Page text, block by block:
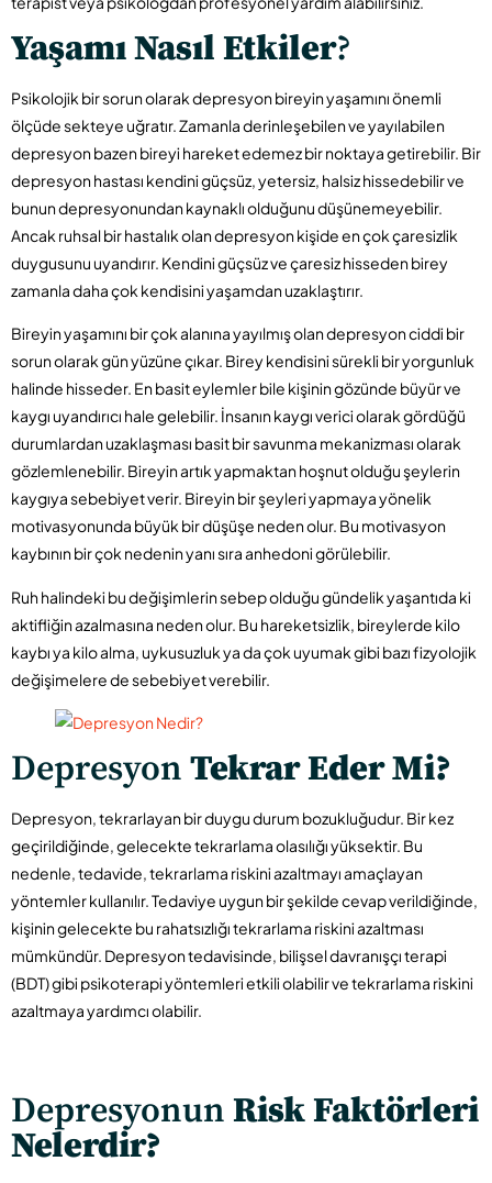
Yaşamı Nasıl Etkiler?
Psikolojik bir sorun olarak depresyon bireyin yaşamını önemli
ölçüde sekteye uğratır. Zamanla derinleşebilen ve yayılabilen
depresyon bazen bireyi hareket edemez bir noktaya getirebilir. Bir
depresyon hastası kendini güçsüz, yetersiz, halsiz hissedebilir ve
bunun depresyonundan kaynaklı olduğunu düşünemeyebilir.
Ancak ruhsal bir hastalık olan depresyon kişide en çok çaresizlik
duygusunu uyandırır. Kendini güçsüz ve çaresiz hisseden birey
zamanla daha çok kendisini yaşamdan uzaklaştırır.
Bireyin yaşamını bir çok alanına yayılmış olan depresyon ciddi bir
sorun olarak gün yüzüne çıkar. Birey kendisini sürekli bir yorgunluk
halinde hisseder. En basit eylemler bile kişinin gözünde büyür ve
kaygı uyandırıcı hale gelebilir. İnsanın kaygı verici olarak gördüğü
durumlardan uzaklaşması basit bir savunma mekanizması olarak
gözlemlenebilir. Bireyin artık yapmaktan hoşnut olduğu şeylerin
kaygıya sebebiyet verir. Bireyin bir şeyleri yapmaya yönelik
motivasyonunda büyük bir düşüşe neden olur. Bu motivasyon
kaybının bir çok nedenin yanı sıra anhedoni görülebilir.
Ruh halindeki bu değişimlerin sebep olduğu gündelik yaşantıda ki
aktifliğin azalmasına neden olur. Bu hareketsizlik, bireylerde kilo
kaybı ya kilo alma, uykusuzluk ya da çok uyumak gibi bazı fizyolojik
değişimelere de sebebiyet verebilir.
Depresyon Tekrar Eder Mi?
Depresyon, tekrarlayan bir duygu durum bozukluğudur. Bir kez
geçirildiğinde, gelecekte tekrarlama olasılığı yüksektir. Bu
nedenle, tedavide, tekrarlama riskini azaltmayı amaçlayan
yöntemler kullanılır. Tedaviye uygun bir şekilde cevap verildiğinde,
kişinin gelecekte bu rahatsızlığı tekrarlama riskini azaltması
mümkündür. Depresyon tedavisinde, bilişsel davranışçı terapi
(BDT) gibi psikoterapi yöntemleri etkili olabilir ve tekrarlama riskini
azaltmaya yardımcı olabilir.
Depresyonun Risk Faktörleri
Nelerdir?